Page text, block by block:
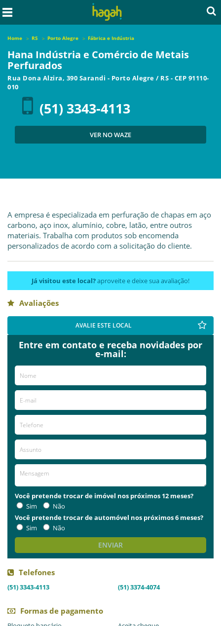
Home RS Porto Alegre Fábrica e Indústria
Hana Indústria e Comércio de Metais
Perfurados
Rua Dona Alzira, 390 Sarandi - Porto Alegre / RS - CEP 91110-
010
(51) 3343-4113
VER NO WAZE
A empresa é especializada em perfuração de chapas em aço
carbono, aço inox, alumínio, cobre, latão, entre outros
materiais. Trabalha com produtos sob encomenda
personalizados de acordo com a solicitação do cliente.
Já visitou este local?aproveite e deixe sua avaliação!
Avaliações
AVALIE ESTE LOCAL
Entre em contato e receba novidades por
e-mail:
Você pretende trocar de imóvel nos próximos 12 meses?
Sim
Não
Você pretende trocar de automóvel nos próximos 6 meses?
Sim
Não
ENVIAR
Telefones
(51) 3343-4113 (51) 3374-4074
Formas de pagamento